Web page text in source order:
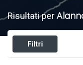
Risultati per
Filtri